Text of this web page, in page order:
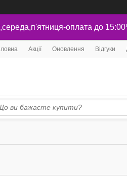
оплата до
Акції Оновлення Відгуки